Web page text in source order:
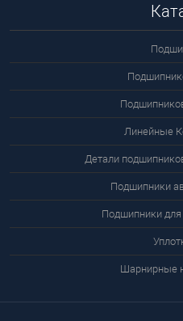
Линейные
Детали
Подшипники
Подшипники для
Шарнирные